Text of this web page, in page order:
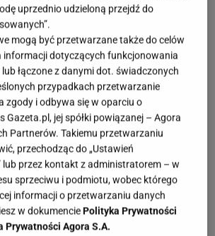
meblami, ale by wybrać te, które
Liczy się komfort, lekkość
który nie przytłacza, a
są najbardziej potrzebne.
sofa, miejsce do
i stolik kawowy. To właśnie te
codzienny komfort. W trendach
masywnych mebli na rzecz
uprzednio udzieloną przejdź do
mogą być przetwarzane także do celów
informacji dotyczących funkcjonowania
łączone z danymi dot. świadczonych
przypadkach przetwarzanie
zgody i odbywa się w oparciu o
Gazeta.pl, jej spółki powiązanej – Agora
Partnerów. Takiemu przetwarzaniu
przechodząc do „Ustawień
lub przez kontakt z administratorem – w
sprzeciwu i podmiotu, wobec którego
informacji o przetwarzaniu danych
w dokumencie Polityka Prywatności
Prywatności Agora S.A.